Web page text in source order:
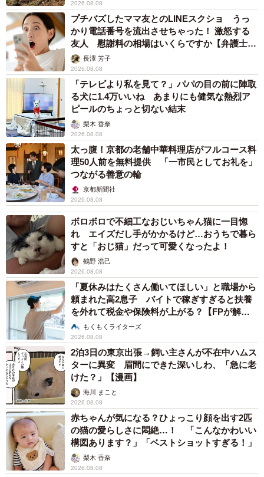
2026.08.08
プチバズしたママ友とのLINEスクショ うっ
かり電話番号を流出させちゃった！ 激怒する
友人 慰謝料の相場はいくらですか【弁護士が
解説】長澤 芳子
2026.08.08
「テレビより私を見て？」パパの目の前に陣取
る犬に1.4万いいね あまりにも健気な熱烈ア
ピールのちょっと切ない結末
梨木 香奈
2026.08.08
太っ腹！京都の老舗中華料理店がフルコース料
理50人前を無料提供 「一市民としてお礼を」
つながる善意の輪
京都新聞社
2026.08.08
ボロボロで不細工なおじいちゃん猫に一目惚
れ エイズだし手がかかるけど…おうちで暮ら
すと「おじ猫」だって可愛くなったよ！
鶴野 浩己
2026.08.08
「夏休みはたくさん働いてほしい」と職場から
頼まれた高2息子 バイトで稼ぎすぎると扶養
を外れて税金や保険料が上がる？【FPが解
説】もくもくライターズ
2026.08.08
2泊3日の東京出張→飼い主さんが不在中ハムス
ターに異変 眉間にできた深いしわ、「急に老
けた？」【漫画】
海川 まこと
2026.08.08
赤ちゃんが気になる？ひょっこり顔を出す2匹
の猫の愛らしさに悶絶…！ 「こんなかわいい
構図あります？」「ベストショットすぎる！」
梨木 香奈
2026.08.08